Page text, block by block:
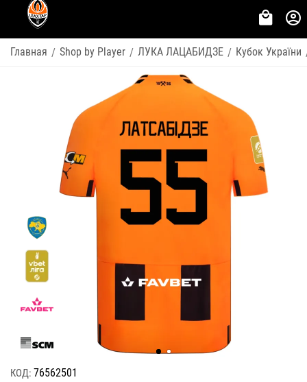
Главная / Shop by Player / ЛУКА ЛАЦАБИДЗЕ / Кубок України
КОД: 76562501